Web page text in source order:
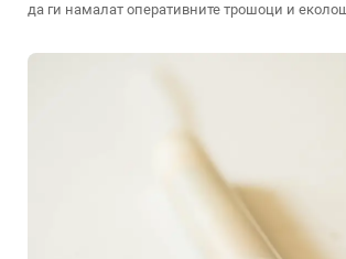
да ги намалат оперативните трошоци и